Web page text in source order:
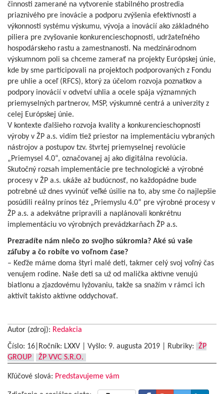
činnosti zamerané na vytvorenie stabilného prostredia
priaznivého pre inovácie a podporu zvýšenia efektívnosti a
výkonnosti systému výskumu, vývoja a inovácií ako základného
piliera pre zvyšovanie konkurencieschopnosti, udržateľného
hospodárskeho rastu a zamestnanosti. Na medzinárodnom
výskumnom poli sa chceme zamerať na projekty Európskej únie,
kde by sme participovali na projektoch podporovaných z Fondu
pre uhlie a oceľ (RFCS), ktorý za účelom rozvoja poznatkov a
podpory inovácií v odvetví uhlia a ocele spája významných
priemyselných partnerov, MSP, výskumné centrá a univerzity z
celej Európskej únie.
V kontexte ďalšieho rozvoja kvality a konkurencieschopnosti
výroby v ŽP a.s. vidím tiež priestor na implementáciu vybraných
nástrojov a postupov tzv. štvrtej priemyselnej revolúcie
„Priemysel 4.0“, označovanej aj ako digitálna revolúcia.
Skutočný rozsah implementácie pre technologické a výrobné
procesy v ŽP a.s. ukáže až budúcnosť, no každopádne bude
potrebné už dnes vyvinúť veľké úsilie na to, aby sme čo najlepšie
posúdili reálny prínos téz „Priemyslu 4.0“ pre výrobné procesy v
ŽP a.s. a adekvátne pripravili a naplánovali konkrétnu
implementáciu vo výrobných prevádzkarňach ŽP a.s.
Prezradíte nám niečo zo svojho súkromia? Aké sú vaše
záľuby a čo robíte vo voľnom čase?
– Keďže máme doma štyri malé deti, takmer celý svoj voľný čas
venujem rodine. Naše deti sa už od malička aktívne venujú
biatlonu a zjazdovému lyžovaniu, takže sa snažím v rámci ich
aktivít takisto aktívne oddychovať.
Autor (zdroj): Redakcia
Číslo: 16|Ročník: LXXV | Vyšlo: 9. augusta 2019 Rubriky:
ŽP
GROUP
ŽP VVC S.R.O.
Kľúčové slová: Predstavujeme vám